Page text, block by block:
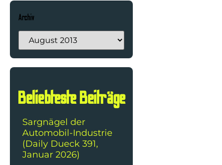
Archiv
Beliebteste Beiträge
Sargnägel der
Automobil-Industrie
(Daily Dueck 391,
Januar 2026)